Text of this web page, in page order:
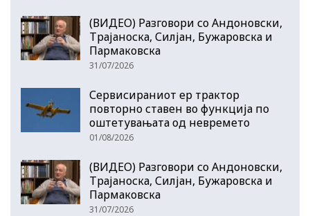
(ВИДЕО) Разговори со Андоновски,
Трајаноска, Силјан, Бужаровска и
Пармаковска
31/07/2026
Сервисираниот ер трактор
повторно ставен во функција по
оштетувањата од невремето
01/08/2026
(ВИДЕО) Разговори со Андоновски,
Трајаноска, Силјан, Бужаровска и
Пармаковска
31/07/2026